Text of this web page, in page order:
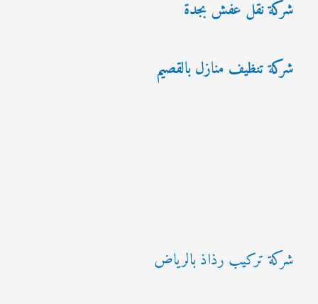
شركة نقل عفش بجدة
شركة تنظيف منازل بالقصيم
شركة تركيب رذاذ بالرياض